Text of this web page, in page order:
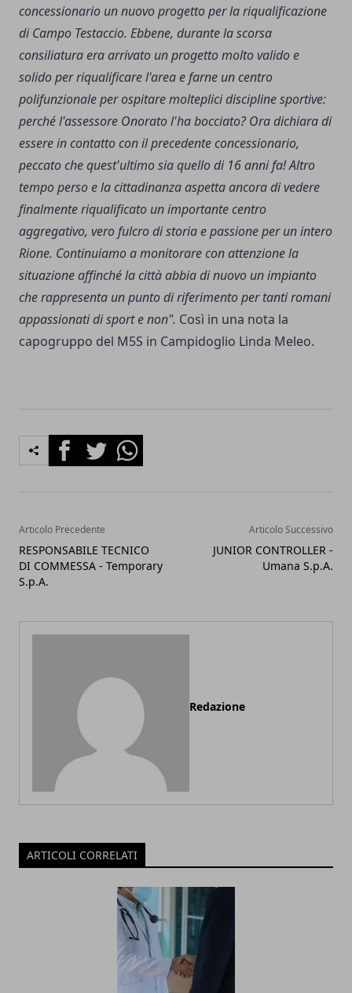
concessionario un nuovo progetto per la riqualificazione
di Campo Testaccio. Ebbene, durante la scorsa
consiliatura era arrivato un progetto molto valido e
solido per riqualificare l'area e farne un centro
polifunzionale per ospitare molteplici discipline sportive:
perché l'assessore Onorato l'ha bocciato? Ora dichiara di
essere in contatto con il precedente concessionario,
peccato che quest'ultimo sia quello di 16 anni fa! Altro
tempo perso e la cittadinanza aspetta ancora di vedere
finalmente riqualificato un importante centro
aggregativo, vero fulcro di storia e passione per un intero
Rione. Continuiamo a monitorare con attenzione la
situazione affinché la città abbia di nuovo un impianto
che rappresenta un punto di riferimento per tanti romani
appassionati di sport e non". Così in una nota la
capogruppo del M5S in Campidoglio Linda Meleo.
FacebookTwitterWhatsapp
Articolo Precedente
RESPONSABILE TECNICO
DI COMMESSA - Temporary
S.p.A.
Articolo Successivo
JUNIOR CONTROLLER -
Umana S.p.A.
Redazione
ARTICOLI CORRELATI